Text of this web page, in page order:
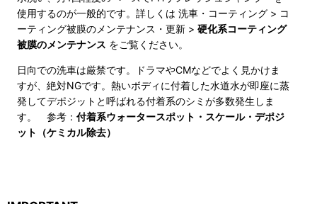
使用するのが一般的です。詳しくは 洗車・コーティング > コ
ーティング被膜のメンテナンス・更新 >硬化系コーティング
被膜のメンテナンス をご覧ください。
日向での洗車は厳禁です。ドラマやCMなどでよく見かけま
すが、絶対NGです。熱いボディに付着した水道水が即座に蒸
発してデポジットと呼ばれる付着系のシミが多数発生しま
す。 参考：付着系ウォータースポット・スケール・デポジ
ット（ケミカル除去）